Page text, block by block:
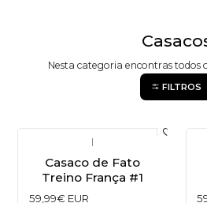
Nesta categoria encontras todos
FILTROS
|
Casaco de Fato
Treino França #1
59,99€ EUR